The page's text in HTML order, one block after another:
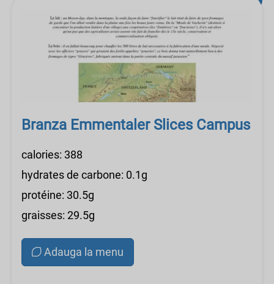
Branza Emmentaler Slices Campus
calories: 388
hydrates de carbone: 0.1g
protéine: 30.5g
graisses: 29.5g
Adauga la menu